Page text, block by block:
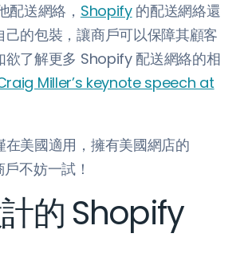
配送網絡， Shopify的配送網絡還
己的包裝，讓商戶可以保障其顧客
欲了解更多 Shopify 配送網絡的相
Miller’s keynote speech at
在美國適用，擁有美國網店的
不妨一試！
的 Shopify